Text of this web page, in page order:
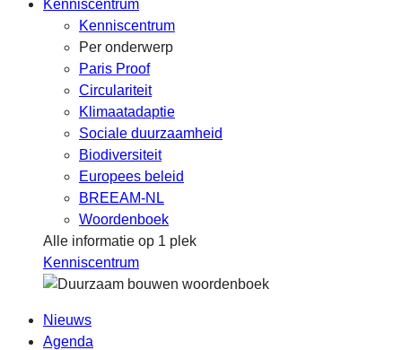
Kenniscentrum
Kenniscentrum
Per onderwerp
Paris Proof
Circulariteit
Klimaatadaptie
Sociale duurzaamheid
Biodiversiteit
Europees beleid
BREEAM-NL
Woordenboek
Alle informatie op 1 plek
Kenniscentrum
Nieuws
Agenda